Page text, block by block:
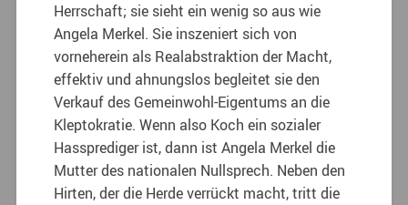
Herrschaft; sie sieht ein wenig so aus wie
Angela Merkel. Sie inszeniert sich von
vorneherein als Realabstraktion der Macht,
effektiv und ahnungslos begleitet sie den
Verkauf des Gemeinwohl-Eigentums an die
Kleptokratie. Wenn also Koch ein sozialer
Hassprediger ist, dann ist Angela Merkel die
Mutter des nationalen Nullsprech. Neben den
Hirten, der die Herde verrückt macht, tritt die